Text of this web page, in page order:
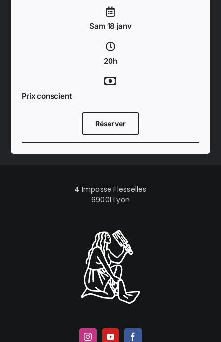
Sam 18 janv
20h
Prix conscient
Réserver
4 Impasse Flesselles
69001 Lyon